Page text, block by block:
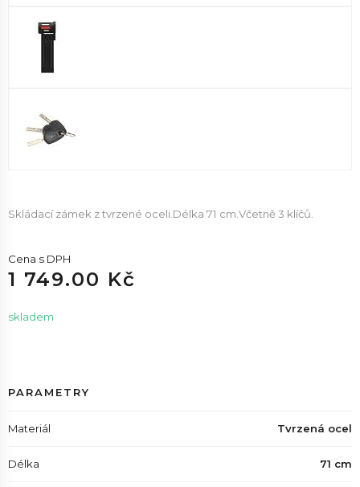
Skládací zámek z tvrzené oceli.Délka 71 cm.Včetně 3 klíčů.
Cena s DPH
1 749.00 Kč
skladem
PARAMETRY
Materiál Tvrzená ocel
Délka 71 cm